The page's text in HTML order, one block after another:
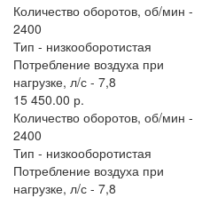
Количество оборотов, об/мин -
2400
Тип - низкооборотистая
Потребление воздуха при
нагрузке, л/с - 7,8
15 450.00 р.
Количество оборотов, об/мин -
2400
Тип - низкооборотистая
Потребление воздуха при
нагрузке, л/с - 7,8